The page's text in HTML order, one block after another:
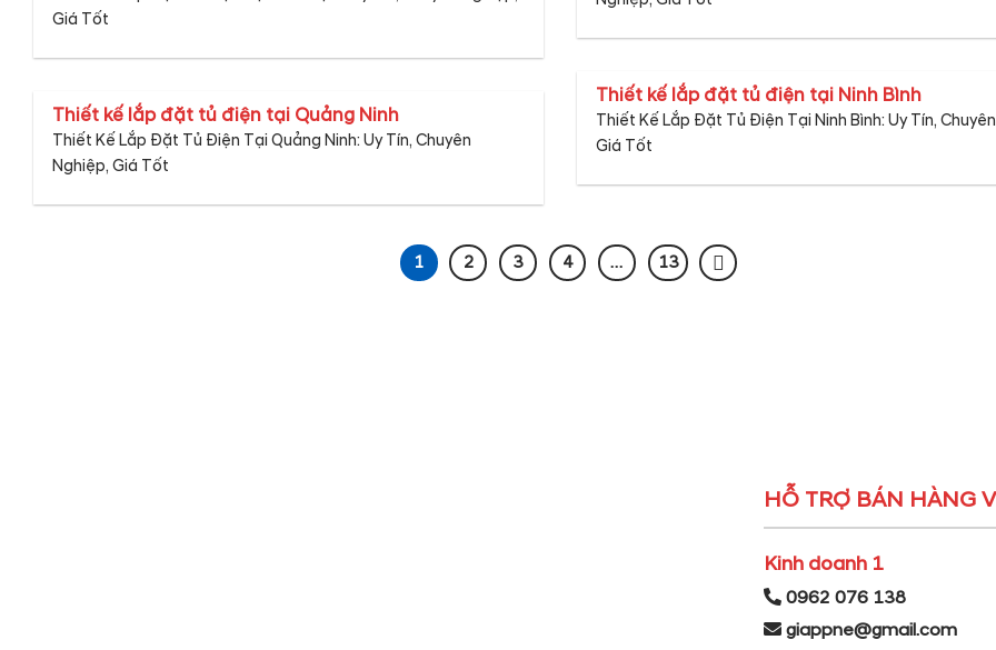
Giá Tốt
Thiết kế lắp đặt tủ điện tại Ninh Bình
Thiết Kế Lắp Đặt Tủ Điện Tại Ninh Bình: Uy Tín,
Giá Tốt
Thiết kế lắp đặt tủ điện tại Quảng Ninh
Thiết Kế Lắp Đặt Tủ Điện Tại Quảng Ninh: Uy Tín, Chuyên
Nghiệp, Giá Tốt
1 2 3 4 … 13
HỖ TRỢ BÁN HÀNG
Kinh doanh 1
0962 076 138
giappne@gmail.com